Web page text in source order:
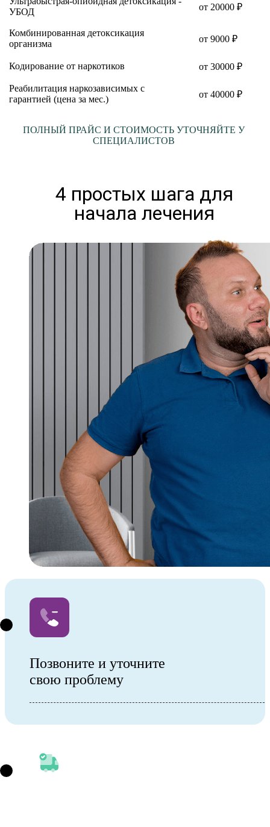
УБОД
от 20000 ₽
Комбинированная детоксикация
организма
от 9000 ₽
Кодирование от наркотиков от 30000 ₽
Реабилитация наркозависимых с
гарантией (цена за мес.)
от 40000 ₽
ПОЛНЫЙ ПРАЙС И СТОИМОСТЬ УТОЧНЯЙТЕ У
СПЕЦИАЛИСТОВ
4 простых шага для
начала лечения
Позвоните и уточните
свою проблему